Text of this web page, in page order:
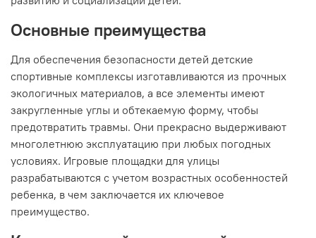
Основные преимущества
Для обеспечения безопасности детей детские
спортивные комплексы изготавливаются из прочных
экологичных материалов, а все элементы имеют
закругленные углы и обтекаемую форму, чтобы
предотвратить травмы. Они прекрасно выдерживают
многолетнюю эксплуатацию при любых погодных
условиях. Игровые площадки для улицы
разрабатываются с учетом возрастных особенностей
ребенка, в чем заключается их ключевое
преимущество.